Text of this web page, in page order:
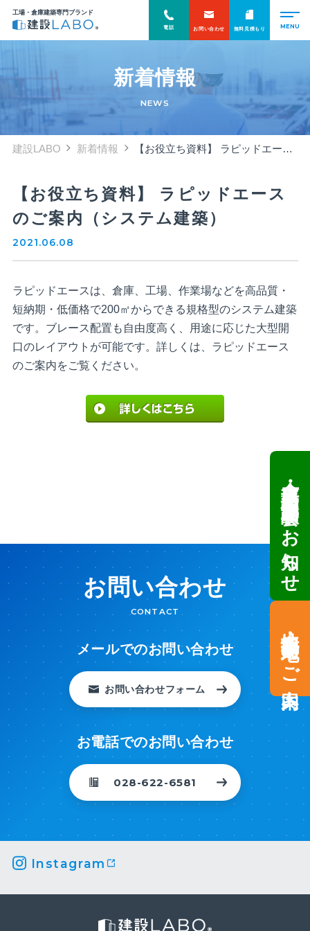
工場・倉庫建築専門ブランド
電話 お問い合わせ 無料見積もり
倉庫・工場建設 個別相談会のお知らせ
土地情報・事業用地のご案内
新着情報
NEWS
建設LABO 新着情報 【お役立ち資料】 ラピッドエースのご案内（システム建築）
【お役立ち資料】 ラピッドエース
のご案内（システム建築）
2021.06.08
ラピッドエースは、倉庫、工場、作業場などを高品質・
短納期・低価格で200㎡からできる規格型のシステム建築
です。ブレース配置も自由度高く、用途に応じた大型開
口のレイアウトが可能です。詳しくは、ラピッドエース
のご案内をご覧ください。
お問い合わせ
CONTACT
メールでのお問い合わせ
お問い合わせフォーム
お電話でのお問い合わせ
028-622-6581
Instagram